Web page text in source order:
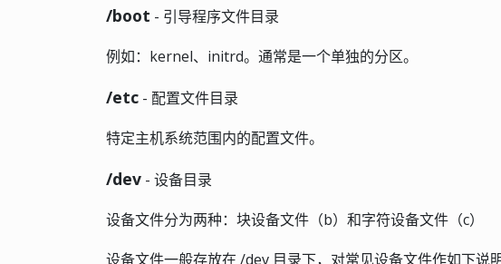
/boot - 引导程序文件目录
例如：kernel、initrd。通常是一个单独的分区。
/etc - 配置文件目录
特定主机系统范围内的配置文件。
/dev - 设备目录
设备文件分为两种：块设备文件（b）和字符设备文件（c）
设备文件一般存放在 /dev 目录下，对常见设备文件作如下说明